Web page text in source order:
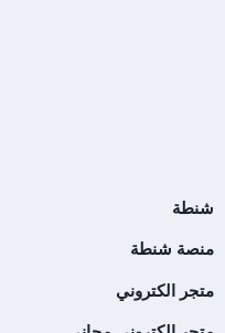
شنطة
منصة شنطة
متجر الكتروني